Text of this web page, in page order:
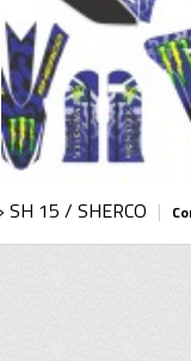
› SH 15 / SHERCO |